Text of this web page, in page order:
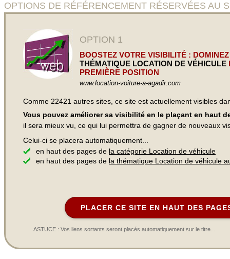
OPTIONS DE RÉFÉRENCEMENT RÉSERVÉES AU
OPTION 1
BOOSTEZ VOTRE VISIBILITÉ :
THÉMATIQUE LOCATION DE VÉHICULE
PREMIÈRE POSITION
www.location-voiture-a-agadir.com
Comme 22421 autres sites, ce site est actuellement visibles
Vous pouvez améliorer sa visibilité en le plaçant en haut
il sera mieux vu, ce qui lui permettra de gagner de nouveaux
Celui-ci se placera automatiquement...
en haut des pages de la catégorie Location de véhicule
en haut des pages de la thématique Location de véhicule
PLACER CE SITE EN HAUT DES
ASTUCE : Vos liens sortants seront placés automatiquement sur le titre...